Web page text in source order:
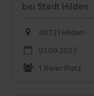
bei Stadt Hilden
40721 Hilden
01.09.2027
1 freier Platz